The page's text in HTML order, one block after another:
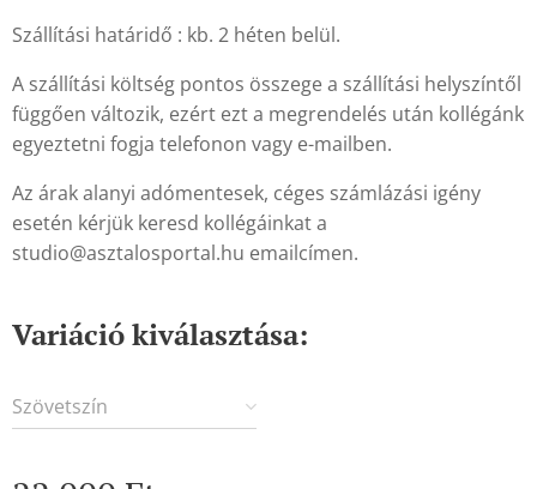
Szállítási határidő : kb. 2 héten belül.
A szállítási költség pontos összege a szállítási helyszíntől
függően változik, ezért ezt a megrendelés után kollégánk
egyeztetni fogja telefonon vagy e-mailben.
Az árak alanyi adómentesek, céges számlázási igény
esetén kérjük keresd kollégáinkat a
studio@asztalosportal.hu emailcímen.
Variáció kiválasztása:
Szövetszín